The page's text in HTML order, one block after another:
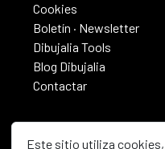
Este sitio utiliza cookies,
Cookies
Boletín · Newsletter
Dibujalia Tools
Blog Dibujalia
Contactar